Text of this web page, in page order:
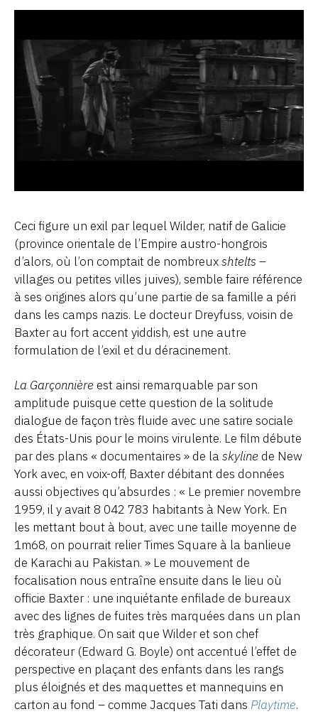
Ceci figure un exil par lequel Wilder, natif de Galicie
(province orientale de l’Empire austro-hongrois
d’alors, où l’on comptait de nombreuxshtelts –
villages ou petites villes juives), semble faire référence
à ses origines alors qu’une partie de sa famille a péri
dans les camps nazis. Le docteur Dreyfuss, voisin de
Baxter au fort accent yiddish, est une autre
formulation de l’exil et du déracinement.
La Garçonnière est ainsi remarquable par son
amplitude puisque cette question de la solitude
dialogue de façon très fluide avec une satire sociale
des États-Unis pour le moins virulente. Le film débute
par des plans « documentaires » de la skyline de New
York avec, en voix-off, Baxter débitant des données
aussi objectives qu’absurdes : « Le premier novembre
1959, il y avait 8 042 783 habitants à New York. En
les mettant bout à bout, avec une taille moyenne de
1m68, on pourrait relier Times Square à la banlieue
de Karachi au Pakistan. » Le mouvement de
focalisation nous entraîne ensuite dans le lieu où
officie Baxter : une inquiétante enfilade de bureaux
avec des lignes de fuites très marquées dans un plan
très graphique. On sait que Wilder et son chef
décorateur (Edward G. Boyle) ont accentué l’effet de
perspective en plaçant des enfants dans les rangs
plus éloignés et des maquettes et mannequins en
carton au fond – comme Jacques Tati dans Playtime.